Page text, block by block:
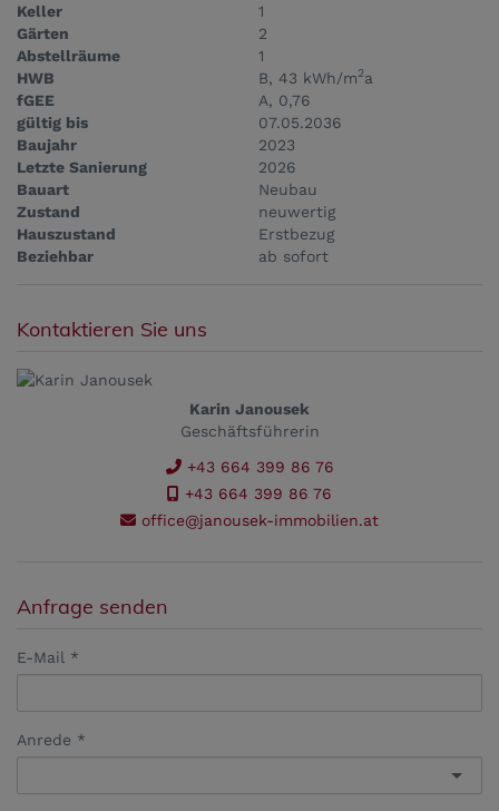
Keller
1
Gärten
2
Abstellräume
1
HWB
B, 43 kWh/m2a
fGEE
A, 0,76
gültig bis
07.05.2036
Baujahr
2023
Letzte Sanierung
2026
Bauart
Neubau
Zustand
neuwertig
Hauszustand
Erstbezug
Beziehbar
ab sofort
Kontaktieren Sie uns
Karin Janousek
Geschäftsführerin
+43 664 399 86 76
+43 664 399 86 76
office@janousek-immobilien.at
Anfrage senden
E-Mail
Anrede